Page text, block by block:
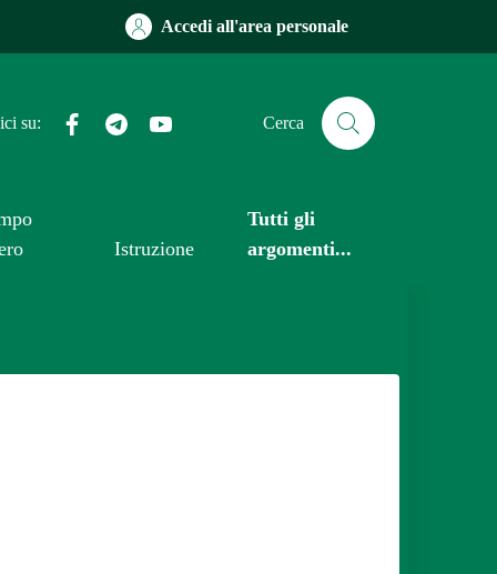
Accedi all'area personale
su: FacebookTelegram Cerca
Istruzione
Tutti gli
argomenti...